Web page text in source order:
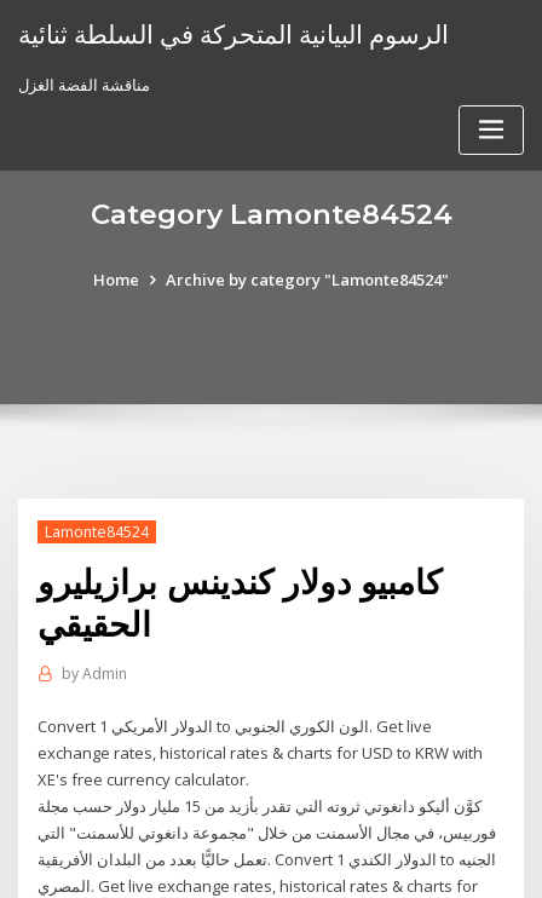
الرسوم البيانية المتحركة في السلطة ثنائية
مناقشة الفضة الغزل
Category Lamonte84524
Home Archive by category "Lamonte84524"
Lamonte84524
كامبيو دولار كندينس برازيليرو
الحقيقي
byAdmin
Convert 1 الدولار الأمريكي to الون الكوري الجنوبي. Get live
exchange rates, historical rates & charts for USD to KRW with
XE's free currency calculator.
كوَّن أليكو دانغوتي ثروته التي تقدر بأزيد من 15 مليار دولار حسب مجلة
فوربيس، في مجال الأسمنت من خلال "مجموعة دانغوتي للأسمنت" التي
تعمل حاليًّا بعدد من البلدان الأفريقية. Convert 1 الدولار الكندي to الجنيه
المصري. Get live exchange rates, historical rates & charts for